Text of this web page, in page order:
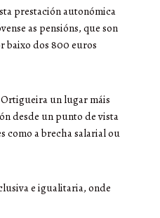
prestación autonómica
as pensións, que son
baixo dos 800 euros
un lugar máis
desde un punto de vista
como a brecha salarial ou
e igualitaria, onde